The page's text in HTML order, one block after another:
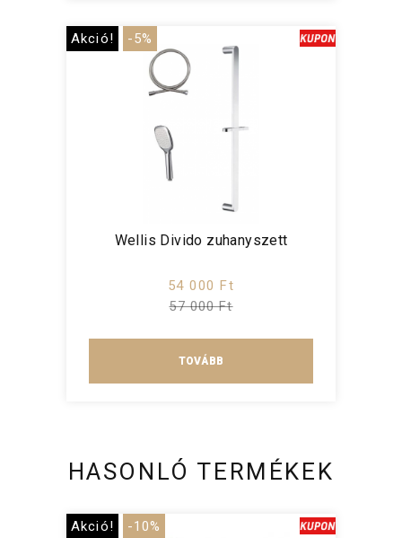
Akció! -5%
Wellis Divido zuhanyszett
54 000 Ft
57 000 Ft
TOVÁBB
HASONLÓ TERMÉKEK
Akció! -10%